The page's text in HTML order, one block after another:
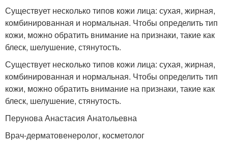
Существует несколько типов кожи лица: сухая, жирная,
комбинированная и нормальная. Чтобы определить тип
кожи, можно обратить внимание на признаки, такие как
блеск, шелушение, стянутость.
Существует несколько типов кожи лица: сухая, жирная,
комбинированная и нормальная. Чтобы определить тип
кожи, можно обратить внимание на признаки, такие как
блеск, шелушение, стянутость.
Перунова Анастасия Анатольевна
Врач-дерматовенеролог, косметолог